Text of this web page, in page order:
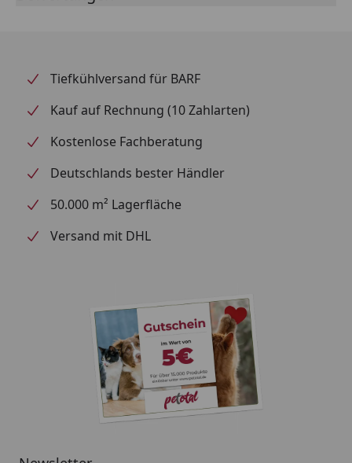
unterstützen Konsistenz und Form, während
einen praktischen, schmackhaften Trainingssnack,
der sich unkompliziert in jede Belohnungsroutine
integrieren lässt.
Tiefkühlversand für BARF
Kauf auf Rechnung (10 Zahlarten)
Kostenlose Fachberatung
Deutschlands bester Händler
50.000 m² Lagerfläche
Versand mit DHL